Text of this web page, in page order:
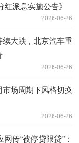
红派息实施公告》
2026-06-26
续大跌，北京汽车重
2026-06-26
场周期下风格切换
2026-06-26
传“被停贷限贷”：